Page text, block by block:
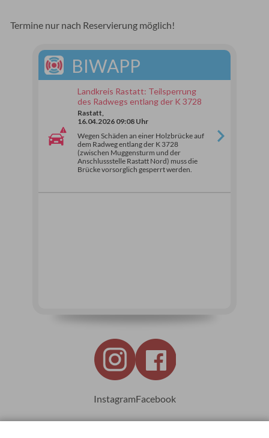
Termine nur nach Reservierung möglich!
BIWAPP
Landkreis Rastatt: Teilsperrung
des Radwegs entlang der K 3728
Rastatt,
16.04.2026 09:08 Uhr
Wegen Schäden an einer Holzbrücke auf
dem Radweg entlang der K 3728
(zwischen Muggensturm und der
Anschlussstelle Rastatt Nord) muss die
Brücke vorsorglich gesperrt werden.
InstagramFacebook